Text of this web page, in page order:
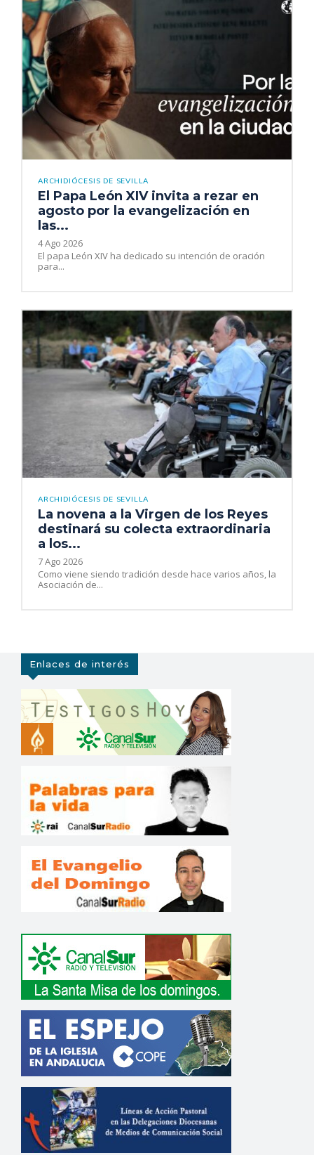
ARCHIDIÓCESIS DE SEVILLA
El Papa León XIV invita a rezar en
agosto por la evangelización en
las...
4 Ago 2026
El papa León XIV ha dedicado su intención de oración
para...
ARCHIDIÓCESIS DE SEVILLA
La novena a la Virgen de los Reyes
destinará su colecta extraordinaria
a los...
7 Ago 2026
Como viene siendo tradición desde hace varios años, la
Asociación de...
Enlaces de interés